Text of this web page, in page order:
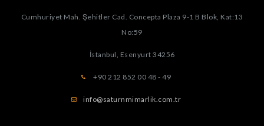
Cumhuriyet Mah. Şehitler Cad. Concepta Plaza 9-1 B Blok, Kat:13
No:59
İstanbul, Esenyurt 34256
+90 212 852 00 48 - 49
info@saturnmimarlik.com.tr